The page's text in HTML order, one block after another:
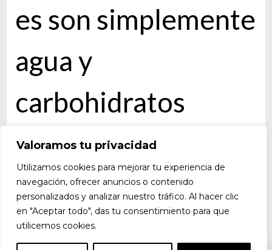
Valoramos tu privacidad
Utilizamos cookies para mejorar tu experiencia de
navegación, ofrecer anuncios o contenido
personalizados y analizar nuestro tráfico. Al hacer clic
en "Aceptar todo", das tu consentimiento para que
utilicemos cookies.
es son simplemente
agua y
carbohidratos
mezclados en
jarabes, que a
menudo contienen